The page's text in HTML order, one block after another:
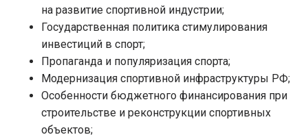
на развитие спортивной индустрии;
Государственная политика стимулирования
инвестиций в спорт;
Пропаганда и популяризация спорта;
Модернизация спортивной инфраструктуры РФ;
Особенности бюджетного финансирования при
строительстве и реконструкции спортивных
объектов;